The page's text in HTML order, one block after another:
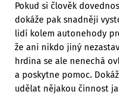
Pokud si člověk
dokáže pak snadněji
lidí kolem autonehody
že ani nikdo jiný
hrdina se ale nenechá
a poskytne pomoc.
udělat nějakou činnost